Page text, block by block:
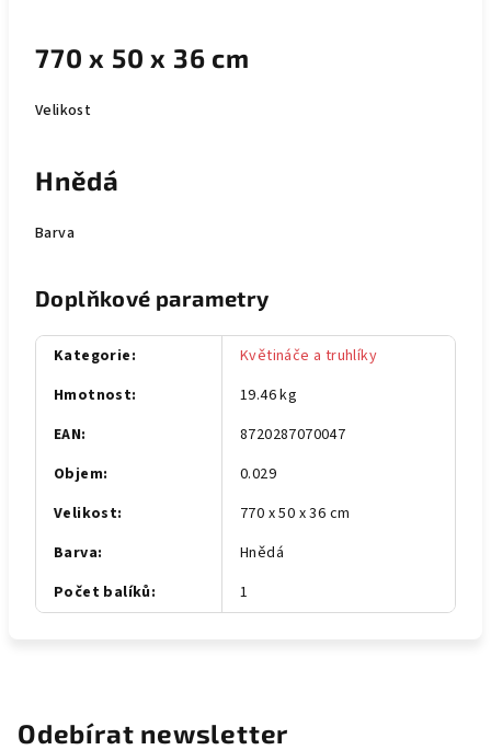
770 x 50 x 36 cm
Velikost
Hnědá
Barva
Doplňkové parametry
Kategorie:
Květináče a truhlíky
Hmotnost:
19.46 kg
EAN:
8720287070047
Objem:
0.029
Velikost:
770 x 50 x 36 cm
Barva:
Hnědá
Počet balíků: 1
Odebírat newsletter